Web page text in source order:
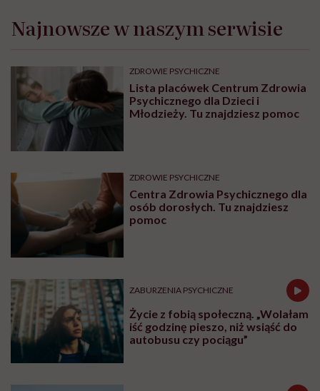
Najnowsze w naszym serwisie
ZDROWIE PSYCHICZNE
Lista placówek Centrum Zdrowia
Psychicznego dla Dzieci i
Młodzieży. Tu znajdziesz pomoc
ZDROWIE PSYCHICZNE
Centra Zdrowia Psychicznego dla
osób dorosłych. Tu znajdziesz
pomoc
ZABURZENIA PSYCHICZNE
Życie z fobią społeczną. „Wolałam
iść godzinę pieszo, niż wsiąść do
autobusu czy pociągu”